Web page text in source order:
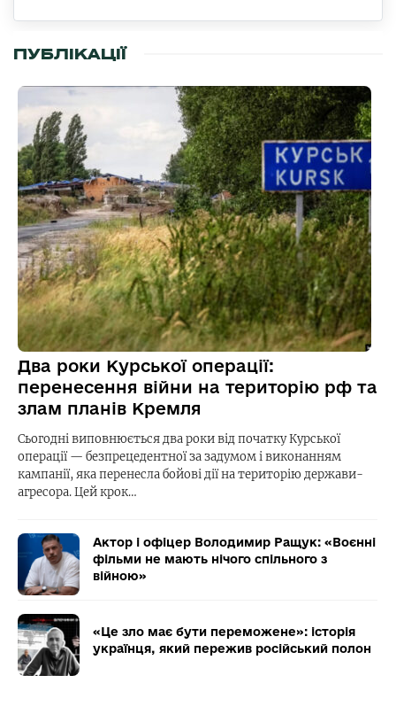
ПУБЛІКАЦІЇ
Два роки Курської операції:
перенесення війни на територію рф та
злам планів Кремля
Сьогодні виповнюється два роки від початку Курської
операції — безпрецедентної за задумом і виконанням
кампанії, яка перенесла бойові дії на територію держави-
агресора. Цей крок…
Актор і офіцер Володимир Ращук: «Воєнні
фільми не мають нічого спільного з
війною»
«Це зло має бути переможене»: історія
українця, який пережив російський полон